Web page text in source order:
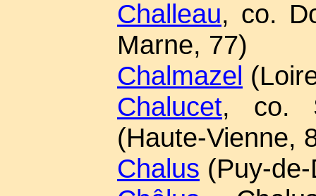
Challeau, co.
Marne, 77)
Chalmazel
Chalucet, co.
(Haute-Vienne,
Chalus (Puy-